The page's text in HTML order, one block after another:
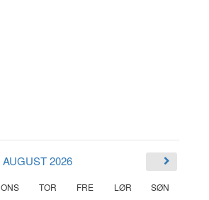
AUGUST 2026
ONS TOR FRE LØR SØN